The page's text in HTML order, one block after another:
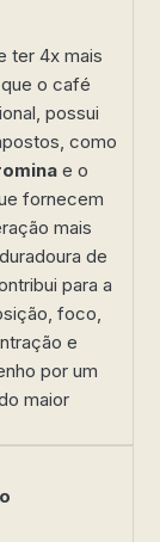
ter 4x mais
o café
possui
como
e o
fornecem
mais
de
para a
foco,
e
por um
maior